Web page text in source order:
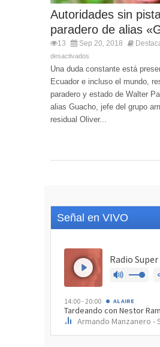
Autoridades sin
paradero de alias
13 Sep 20, 2018
desactivados
Una duda constante está
Ecuador e incluso el mundo,
paradero y estado de Walter
alias Guacho, jefe del grupo
residual Oliver...
Señal en VIVO